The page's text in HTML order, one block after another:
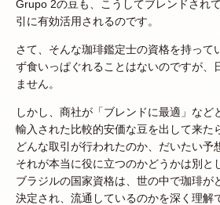
Grupo 2の豆も、こうしてブレンドされ
引に有効活用されるのです。
さて、そんな珈琲鑑定士の資格を持って
ず食いっぱぐれることはないのですが、
ません。
しかし、商社が「ブレンドに最適」など
輸入された比較的安価な豆を出して来た
どんな取引が行われたのか、だいたい予
それが本当に役に立つのかどうかは別と
ブラジルの国家資格は、世の中で珈琲が
決定され、流通しているのかを深く理解